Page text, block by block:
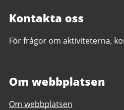
Kontakta oss
För frågor om aktiviteterna,
Om webbplatsen
Om webbplatsen